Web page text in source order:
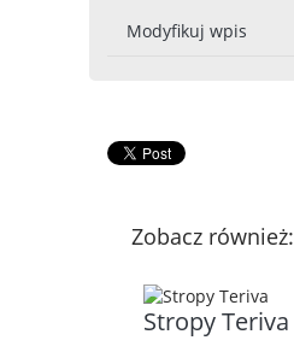
Modyfikuj wpis
Zobacz również:
Stropy Teriva